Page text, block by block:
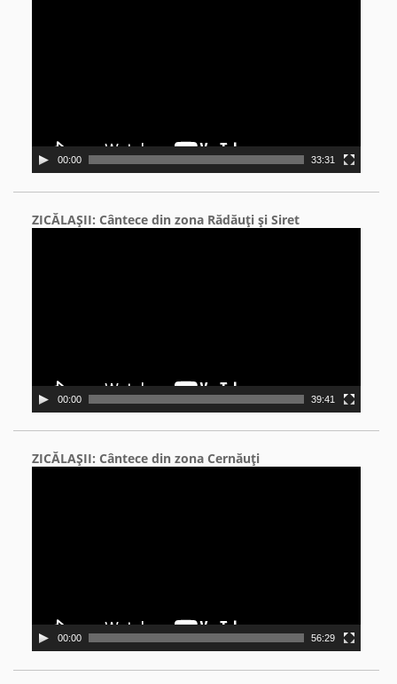
00:00 33:31
ZICĂLAŞII: Cântece din zona Rădăuţi şi Siret
00:00 39:41
ZICĂLAŞII: Cântece din zona Cernăuţi
00:00 56:29